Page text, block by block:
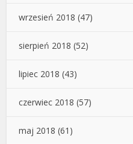
wrzesień 2018 (47)
sierpień 2018 (52)
lipiec 2018 (43)
czerwiec 2018 (57)
maj 2018 (61)